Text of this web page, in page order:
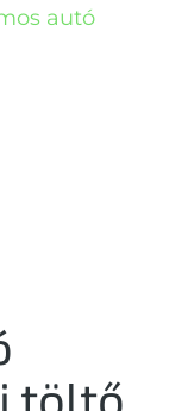
autó
töltő